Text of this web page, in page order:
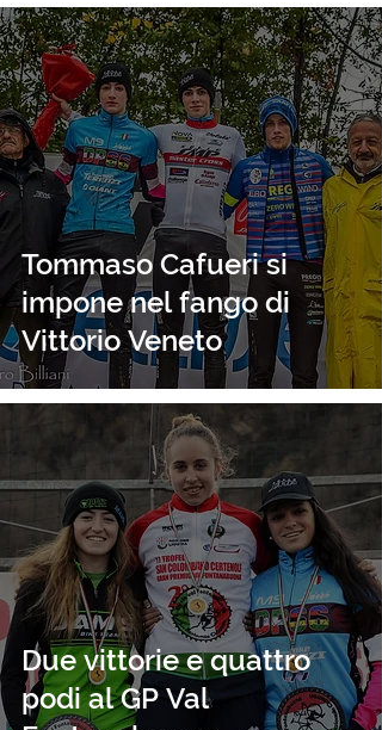
Tommaso Cafueri si
impone nel fango di
Vittorio Veneto
Due vittorie e quattro
podi al GP Val